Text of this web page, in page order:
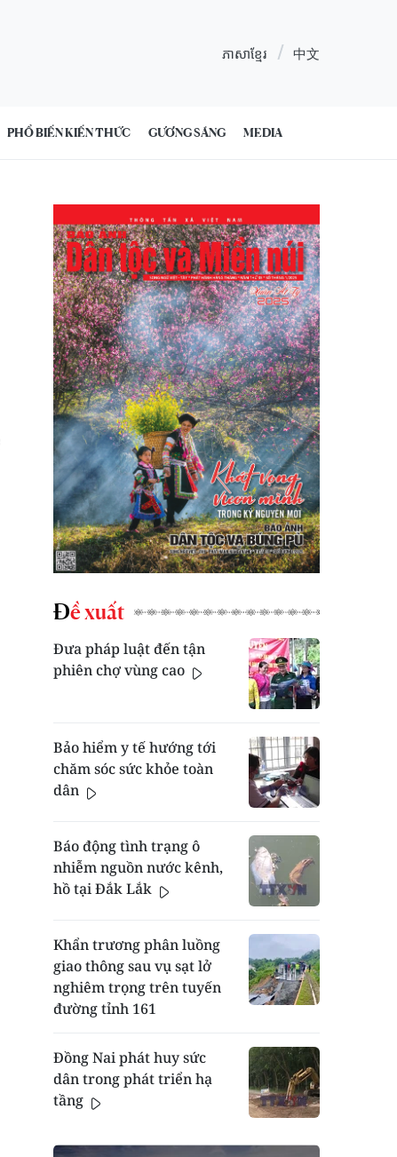
ភាសាខ្មែរ 中文
PHỔ BIẾN KIẾN THỨC GƯƠNG SÁNG MEDIA
Đề xuất
Đưa pháp luật đến tận
phiên chợ vùng cao
Bảo hiểm y tế hướng tới
chăm sóc sức khỏe toàn
dân
Báo động tình trạng ô
nhiễm nguồn nước kênh,
hồ tại Đắk Lắk
Khẩn trương phân luồng
giao thông sau vụ sạt lở
nghiêm trọng trên tuyến
đường tỉnh 161
Đồng Nai phát huy sức
dân trong phát triển hạ
tầng